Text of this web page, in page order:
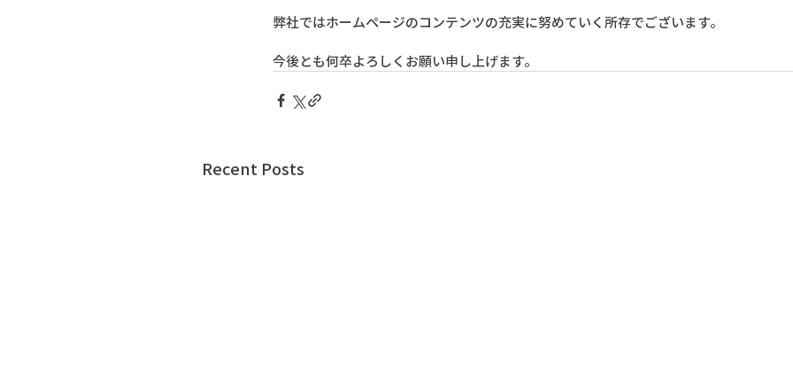
弊社ではホームページのコンテンツの充実に努めていく所存でございます。
今後とも何卒よろしくお願い申し上げます。
Recent Posts